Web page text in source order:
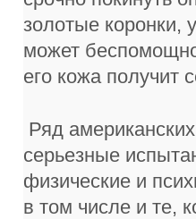
золотые коронки,
может
его кожа получит
Ряд
серьезные
физические и
в том числе и те,